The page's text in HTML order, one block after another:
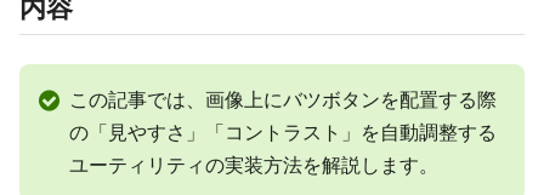
内容
この記事では、画像上にバツボタンを配置する際
の「見やすさ」「コントラスト」を自動調整する
ユーティリティの実装方法を解説します。